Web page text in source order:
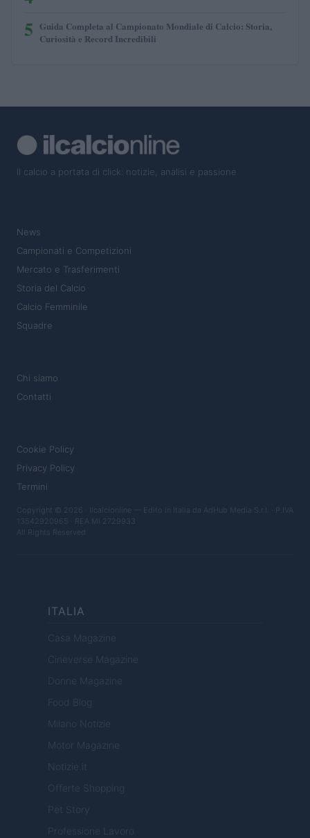
5 Guida Completa al Campionato Mondiale di Calcio: Storia,
Curiosità e Record Incredibili
Il calcio a portata di click: notizie, analisi e passione
News
Campionati e Competizioni
Mercato e Trasferimenti
Storia del Calcio
Calcio Femminile
Squadre
Chi siamo
Contatti
Cookie Policy
Privacy Policy
Termini
Copyright © 2026 · Ilcalcionline — Edito in Italia da AdHub Media S.r.l. · P.IVA
13542920965 · REA MI 2729933
All Rights Reserved
ITALIA
Casa Magazine
Cineverse Magazine
Donne Magazine
Food Blog
Milano Notizie
Motor Magazine
Notizie.it
Offerte Shopping
Pet Story
Professione Lavoro